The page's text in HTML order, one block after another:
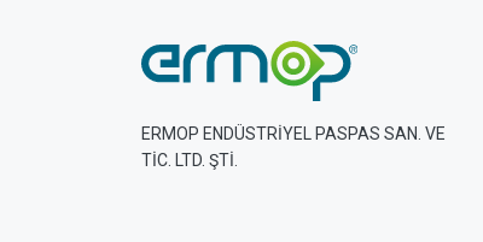
ERMOP ENDÜSTRİYEL PASPAS SAN. VE
TİC. LTD. ŞTİ.